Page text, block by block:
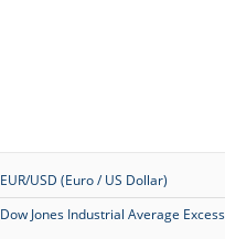
EUR/USD (Euro / US Dollar)
Dow Jones Industrial Average